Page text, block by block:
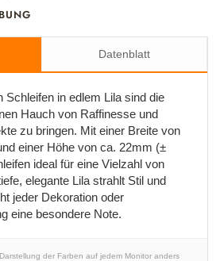
Datenblatt
Schleifen in edlem Lila sind die
Hauch von Raffinesse und
zu bringen. Mit einer Breite von
einer Höhe von ca. 22mm (±
ideal für eine Vielzahl von
elegante Lila strahlt Stil und
jeder Dekoration oder
eine besondere Note.
der Farben auf jedem Monitor anders